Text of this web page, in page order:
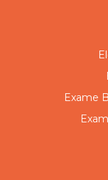
Exame